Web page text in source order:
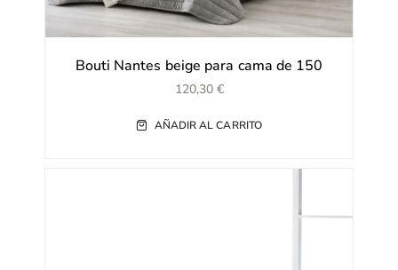
Bouti Nantes beige para cama de 150
120,30 €
AÑADIR AL CARRITO